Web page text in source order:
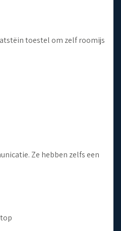
toestel om zelf roomijs
Ze hebben zelfs een